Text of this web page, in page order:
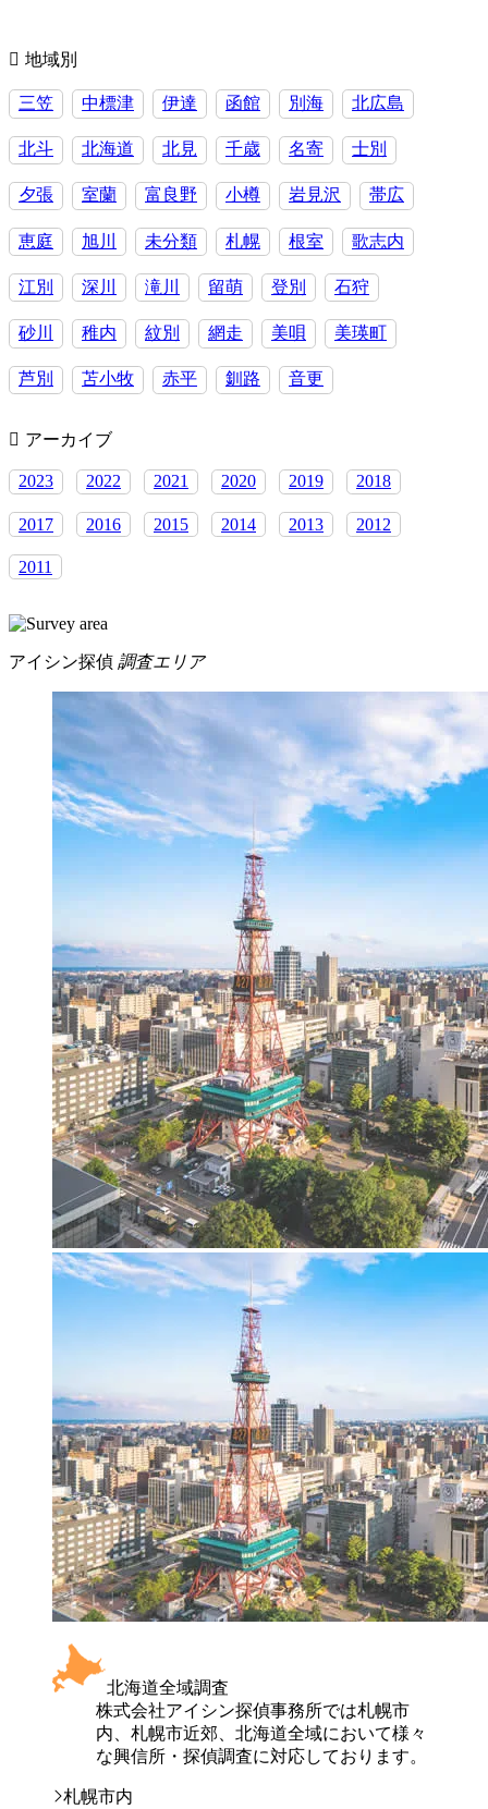
地域別
三笠 中標津 伊達 函館 別海 北広島
北斗 北海道 北見 千歳 名寄 士別
夕張 室蘭 富良野 小樽 岩見沢 帯広
恵庭 旭川 未分類 札幌 根室 歌志内
江別 深川 滝川 留萌 登別 石狩
砂川 稚内 紋別 網走 美唄 美瑛町
芦別 苫小牧 赤平 釧路 音更
アーカイブ
2023 2022 2021 2020 2019 2018
2017 2016 2015 2014 2013 2012
2011
アイシン探偵 調査エリア
北海道全域調査
株式会社アイシン探偵事務所では札幌市
内、札幌市近郊、北海道全域において様々
な興信所・探偵調査に対応しております。
札幌市内